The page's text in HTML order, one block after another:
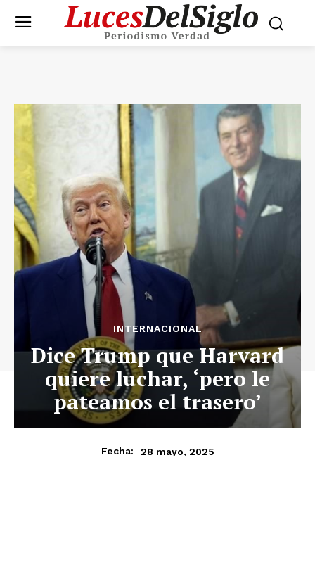
INTERNACIONAL
Dice Trump que Harvard
quiere luchar, ‘pero le
pateamos el trasero’
Fecha: 28 mayo, 2025